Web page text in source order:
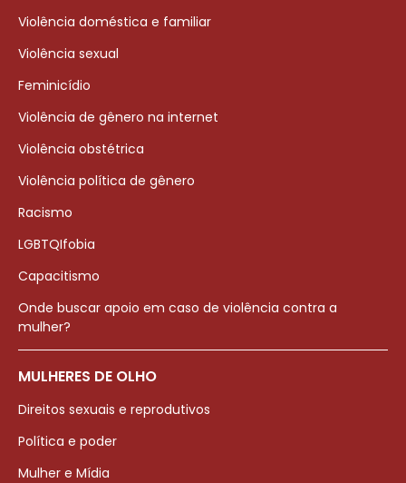
Violência doméstica e familiar
Violência sexual
Feminicídio
Violência de gênero na internet
Violência obstétrica
Violência política de gênero
Racismo
LGBTQIfobia
Capacitismo
Onde buscar apoio em caso de violência contra a
mulher?
MULHERES DE OLHO
Direitos sexuais e reprodutivos
Política e poder
Mulher e Mídia